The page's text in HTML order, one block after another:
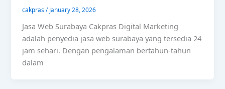
cakpras/January 28, 2026
Jasa Web Surabaya Cakpras Digital Marketing
adalah penyedia jasa web surabaya yang tersedia 24
jam sehari. Dengan pengalaman bertahun-tahun
dalam